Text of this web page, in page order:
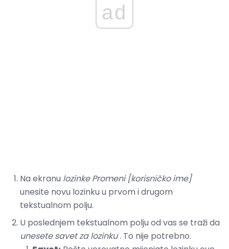
ad
Na ekranu lozinke Promeni [korisničko ime]
unesite novu lozinku u prvom i drugom
tekstualnom polju.
U poslednjem tekstualnom polju od vas se traži da
unesete savet za lozinku. To nije potrebno.